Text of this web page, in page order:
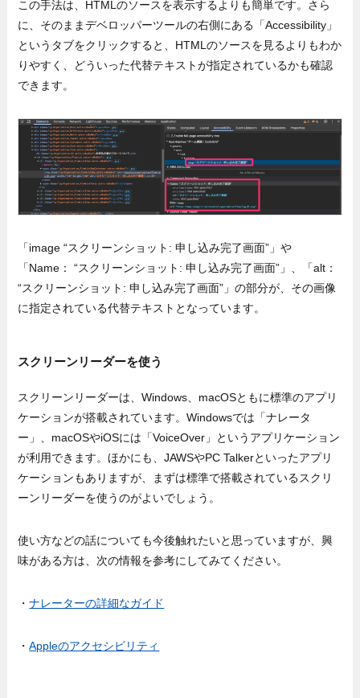
この手法は、HTMLのソースを表示するよりも簡単です。さら
に、そのままデベロッパーツールの右側にある「Accessibility」
というタブをクリックすると、HTMLのソースを見るよりもわか
りやすく、どういった代替テキストが指定されているかも確認
できます。
「image “スクリーンショット: 申し込み完了画面”」や
「Name： “スクリーンショット: 申し込み完了画面”」、「alt：
“スクリーンショット: 申し込み完了画面”」の部分が、その画像
に指定されている代替テキストとなっています。
スクリーンリーダーを使う
スクリーンリーダーは、Windows、macOSともに標準のアプリ
ケーションが搭載されています。Windowsでは「ナレータ
ー」、macOSやiOSには「VoiceOver」というアプリケーション
が利用できます。ほかにも、JAWSやPC Talkerといったアプリ
ケーションもありますが、まずは標準で搭載されているスクリ
ーンリーダーを使うのがよいでしょう。
使い方などの話についても今後触れたいと思っていますが、興
味がある方は、次の情報を参考にしてみてください。
・ナレーターの詳細なガイド
・Appleのアクセシビリティ